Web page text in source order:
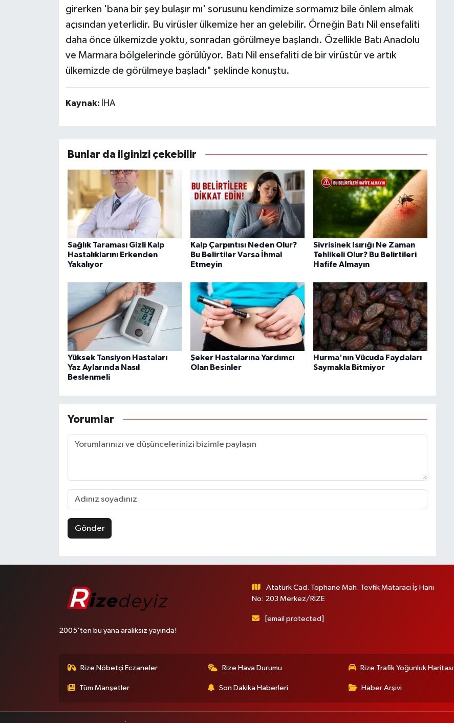
girerken 'bana bir şey bulaşır mı' sorusunu kendimize sormamız bile önlem almak
açısından yeterlidir. Bu virüsler ülkemize her an gelebilir. Örneğin Batı Nil ensefaliti
daha önce ülkemizde yoktu, sonradan görülmeye başlandı. Özellikle Batı Anadolu
ve Marmara bölgelerinde görülüyor. Batı Nil ensefaliti de bir virüstür ve artık
ülkemizde de görülmeye başladı" şeklinde konuştu.
Kaynak: İHA
Bunlar da ilginizi çekebilir
Sağlık Taraması Gizli Kalp
Hastalıklarını Erkenden
Yakalıyor
Kalp Çarpıntısı Neden Olur?
Bu Belirtiler Varsa İhmal
Etmeyin
Sivrisinek Isırığı Ne Zaman
Tehlikeli Olur? Bu Belirtileri
Hafife Almayın
Yüksek Tansiyon Hastaları
Yaz Aylarında Nasıl
Beslenmeli
Şeker Hastalarına Yardımcı
Olan Besinler
Hurma'nın Vücuda Faydaları
Saymakla Bitmiyor
Yorumlar
Gönder
2005'ten bu yana aralıksız yayında!
Atatürk Cad. Tophane Mah. Tevfik Mataracı İş Hanı
No: 203 Merkez/RİZE
[email protected]
Rize Nöbetçi Eczaneler Rize Hava Durumu Rize Trafik Yoğunluk Haritası
Tüm Manşetler Son Dakika Haberleri Haber Arşivi